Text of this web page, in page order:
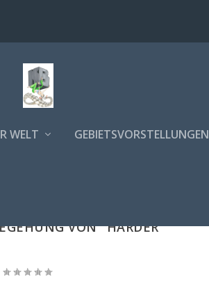
WELT GEBIETSVORSTELLUNGEN
VON "HARDER